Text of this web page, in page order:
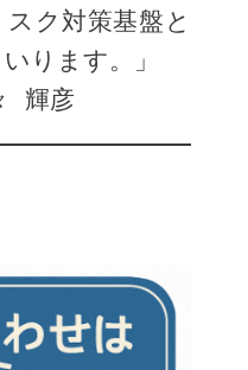
ク対策基盤と
ります。」
輝彦